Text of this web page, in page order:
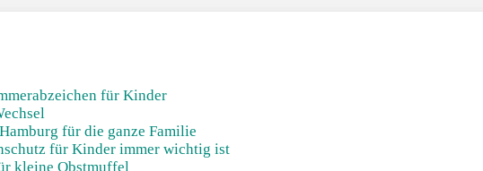
für Kinder
für die ganze Familie
für Kinder immer wichtig ist
kleine Obstmuffel